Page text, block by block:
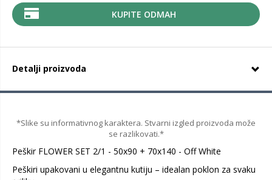
KUPITE ODMAH
Detalji proizvoda
*Slike su informativnog karaktera. Stvarni izgled proizvoda može
se razlikovati.*
Peškir FLOWER SET 2/1 - 50x90 + 70x140 - Off White
Peškiri upakovani u elegantnu kutiju – idealan poklon za svaku